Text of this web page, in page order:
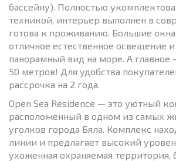
бассейну). Полностью
техникой, интерьер выполнен в
готова к проживанию. Большие
отличное естественное освещение
панорамный вид на море. А главное
50 метров! Для удобства
рассрочка на 2 года.
Open Sea Residence — это уютный
расположенный в одном из самых
уголков города Бяла. Комплекс
линии и предлагает высокий
ухоженная охраняемая территория,